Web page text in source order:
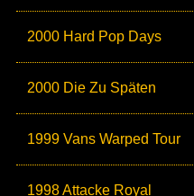
2000 Hard Pop Days
2000 Die Zu Späten
1999 Vans Warped Tour
1998 Attacke Royal